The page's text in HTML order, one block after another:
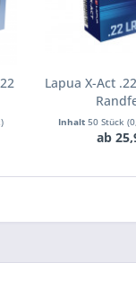
Lapua X-Act
Inhalt 50 Stück
ab